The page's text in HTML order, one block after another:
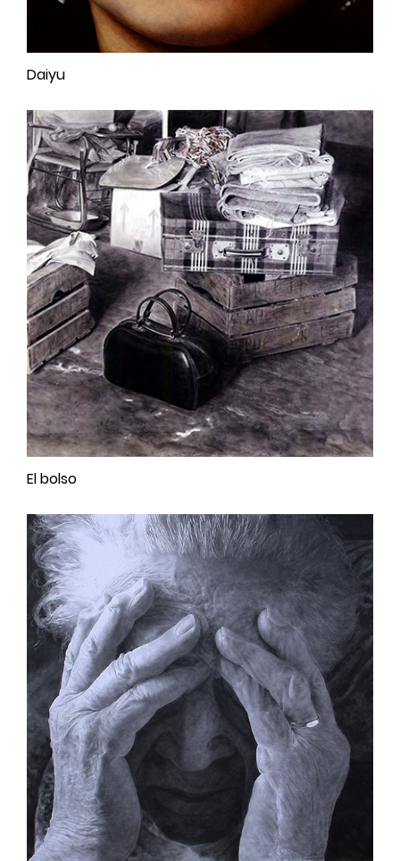
Daiyu
El bolso